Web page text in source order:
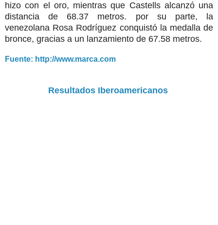
hizo con el oro, mientras que Castells alcanzó una
distancia de 68.37 metros. por su parte, la
venezolana Rosa Rodríguez conquistó la medalla de
bronce, gracias a un lanzamiento de 67.58 metros.
Fuente: http://www.marca.com
Resultados Iberoamericanos